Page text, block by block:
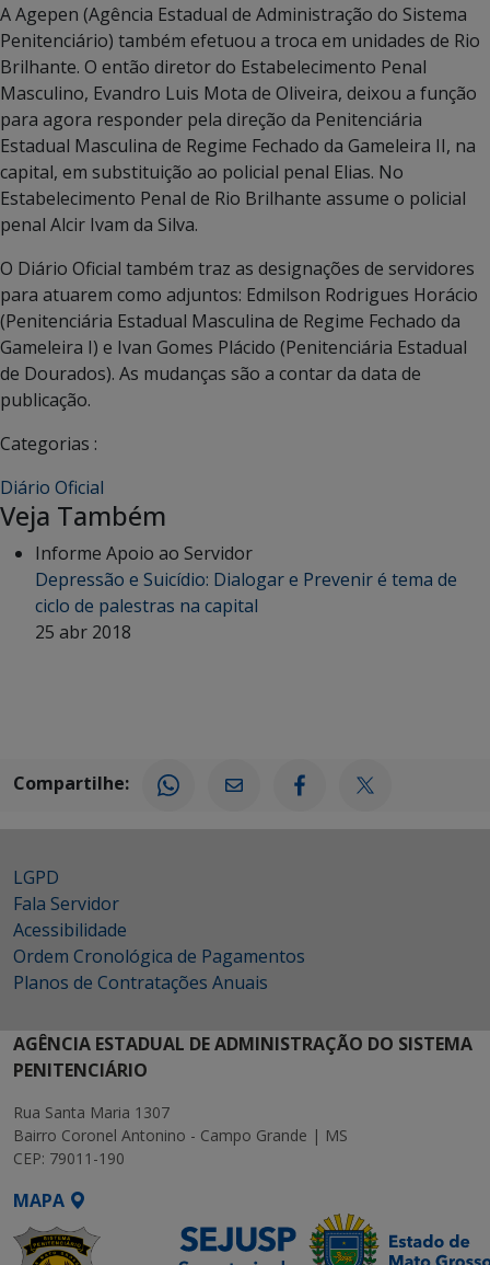
A Agepen (Agência Estadual de Administração do Sistema
Penitenciário) também efetuou a troca em unidades de Rio
Brilhante. O então diretor do Estabelecimento Penal
Masculino, Evandro Luis Mota de Oliveira, deixou a função
para agora responder pela direção da Penitenciária
Estadual Masculina de Regime Fechado da Gameleira II, na
capital, em substituição ao policial penal Elias. No
Estabelecimento Penal de Rio Brilhante assume o policial
penal Alcir Ivam da Silva.
O Diário Oficial também traz as designações de servidores
para atuarem como adjuntos: Edmilson Rodrigues Horácio
(Penitenciária Estadual Masculina de Regime Fechado da
Gameleira I) e Ivan Gomes Plácido (Penitenciária Estadual
de Dourados). As mudanças são a contar da data de
publicação.
Categorias :
Diário Oficial
Veja Também
Informe Apoio ao Servidor
Depressão e Suicídio: Dialogar e Prevenir é tema de
ciclo de palestras na capital
25 abr 2018
Compartilhe:
LGPD
Fala Servidor
Acessibilidade
Ordem Cronológica de Pagamentos
Planos de Contratações Anuais
AGÊNCIA ESTADUAL DE ADMINISTRAÇÃO DO SISTEMA
PENITENCIÁRIO
Rua Santa Maria 1307
Bairro Coronel Antonino - Campo Grande | MS
CEP: 79011-190
MAPA